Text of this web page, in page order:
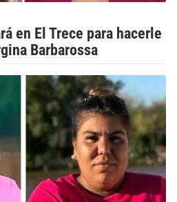
en El Trece para hacerle
Barbarossa